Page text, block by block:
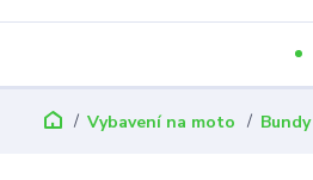
Vybavení na moto Bundy